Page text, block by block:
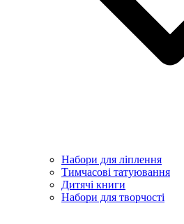
Набори для ліплення
Тимчасові татуювання
Дитячі книги
Набори для творчості